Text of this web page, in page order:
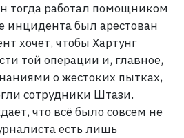
тогда работал помощником
инцидента был арестован
хочет, чтобы Хартунг
той операции и, главное,
о жестоких пытках,
сотрудники Штази.
что всё было совсем не
есть лишь